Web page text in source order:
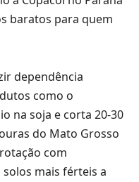
baratos para quem
dependência
como o
na soja e corta 20-30
do Mato Grosso
com
mais férteis a